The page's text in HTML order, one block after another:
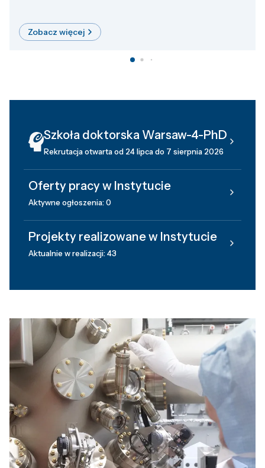
Zobacz więcej
Szkoła doktorska Warsaw-4-PhD
Rekrutacja otwarta od 24 lipca do 7 sierpnia 2026
Oferty pracy w Instytucie
Aktywne ogłoszenia: 0
Projekty realizowane w Instytucie
Aktualnie w realizacji: 43